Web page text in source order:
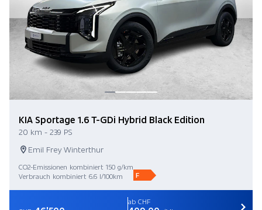
KIA Sportage 1.6 T-GDi Hybrid Black Edition
20 km - 239 PS
Emil Frey Winterthur
CO2-Emissionen kombiniert 150 g/km
Verbrauch kombiniert 6.6 l/100km
F
ab CHF